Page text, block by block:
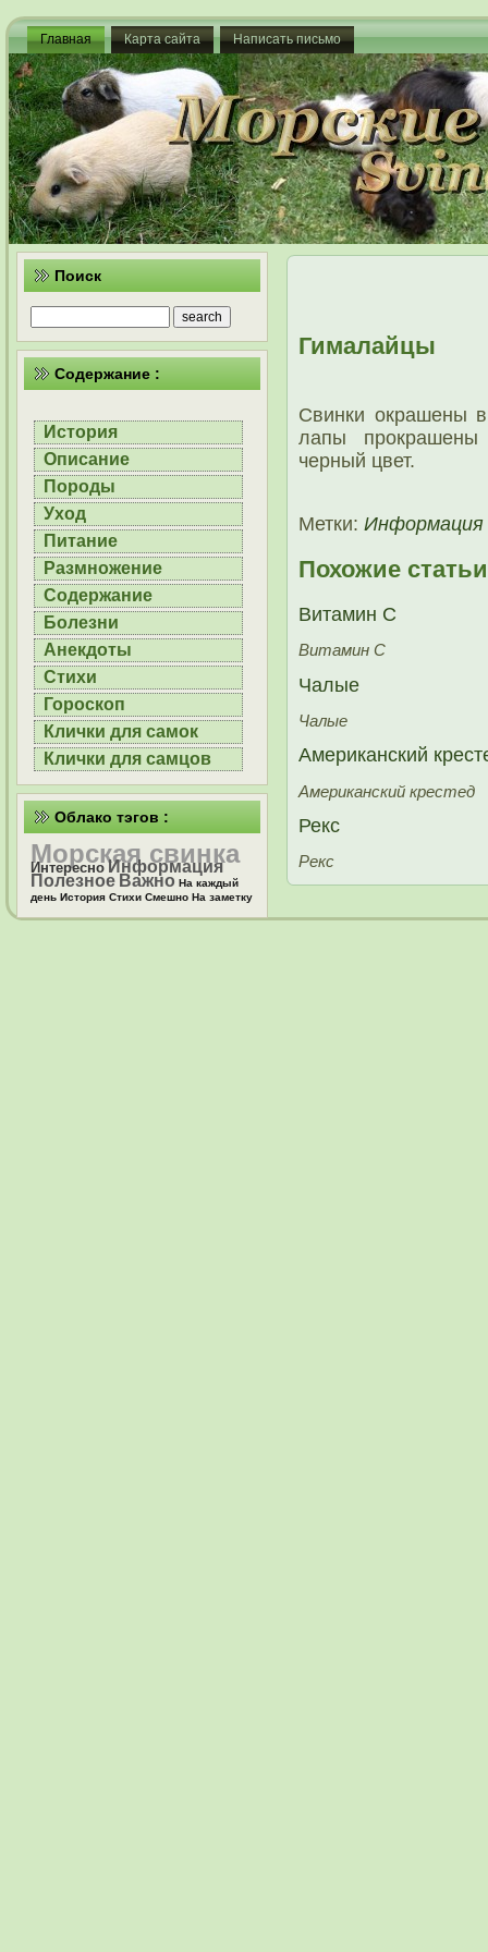
Главная Карта сайта Написать письмо
Поиск
Содержание :
История
Описание
Породы
Уход
Питание
Размножение
Содержание
Болезни
Анекдоты
Стихи
Гороскоп
Клички для самок
Клички для самцов
Облако тэгов :
Морская свинка
Интересно Информация
Полезное Важно На каждый
день История Стихи Смешно На заметку
Гималайцы
Свинки окрашены
лапы
черный цвет.
Метки: Информация
Похожие статьи
Витамин С
Витамин С
Чалые
Чалые
Американский
Американский крестед
Рекс
Рекс